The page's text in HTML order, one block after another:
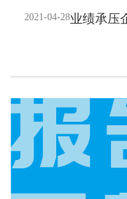
业绩承压
2021-04-28